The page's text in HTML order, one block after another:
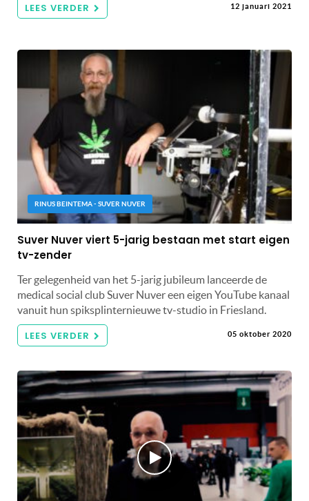
LEES VERDER 12 januari 2021
RINUS BEINTEMA - SUVER NUVER
Suver Nuver viert 5-jarig bestaan met start eigen
tv-zender
Ter gelegenheid van het 5-jarig jubileum lanceerde de
medical social club Suver Nuver een eigen YouTube kanaal
vanuit hun spiksplinternieuwe tv-studio in Friesland.
LEES VERDER 05 oktober 2020